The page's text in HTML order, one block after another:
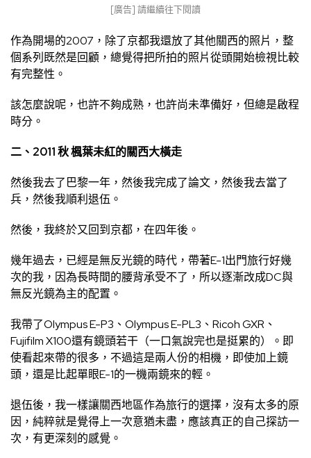
[廣告] 請繼續往下閱讀
作為開場的2007，除了京都我還放了其他關西的照片，整
個系列既然是回顧，總覺得把所拍的照片從頭開始檢視比較
有完整性。
該怎麼說呢，也許不夠成熟，也許尚未準備好，但總是啟程
時分。
二、2011 秋 楓葉未紅的關西大橫走
然後我去了巴黎一年，然後我完成了論文，然後我去當了
兵，然後我順利退伍。
然後，我終於又回到京都，在四年後。
幾年過去，已經是無反光鏡的時代，帶著E-1出門旅行好幾
次的我，因為長時間的腰背承受不了，所以逐漸改成DC與
無反光鏡為主的配置。
我帶了Olympus E-P3、Olympus E-PL3、Ricoh GXR、
Fujifilm X100還有鏡頭若干（一口氣說完也是挺累的）。即
使看起來帶的很多，不過這是兩人份的相機，即使加上鏡
頭，還是比起單眼E-1的一機兩鏡來的輕。
退伍後，我一樣讓關西地區作為旅行的選擇，沒有太多的原
因，純粹就是覺得上一次意猶未盡，應該真正的自己探訪一
次，有更深刻的感覺。